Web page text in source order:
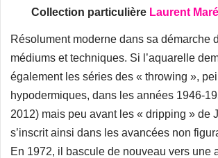
Collection particulière Laurent
Résolument moderne dans sa
médiums et techniques. Si l’aquarelle
également les séries des « throwing »,
hypodermiques, dans les années 1946-
2012) mais peu avant les « dripping » de
s’inscrit ainsi dans les avancées non
En 1972, il bascule de nouveau vers une